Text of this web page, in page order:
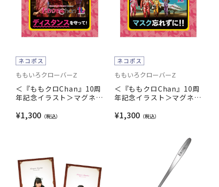
ももいろクローバーZ
＜『ももクロChan』10周
年記念イラスト＞マグネッ
ンver.【ディスタンスを守
¥1,300
ももいろクローバーZ
＜『ももクロChan』10周
年記念イラスト＞マグネッ
ォーver.【マスク忘れず
¥1,300